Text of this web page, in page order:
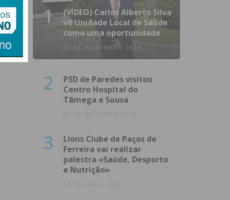
1
(VÍDEO) Carlos Alberto Silva
vê Unidade Local de Saúde
como uma oportunidade
23 DE NOVEMBRO 2023
2
PSD de Paredes visitou
Centro Hospital do
Tâmega e Sousa
23 DE OUTUBRO 2023
3
Lions Clube de Paços de
Ferreira vai realizar
palestra «Saúde, Desporto
e Nutrição»
14 DE ABRIL 2022